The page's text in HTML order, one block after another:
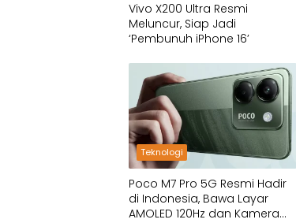
Vivo X200 Ultra Resmi
Meluncur, Siap Jadi
‘Pembunuh iPhone 16’
Teknologi
Poco M7 Pro 5G Resmi Hadir
di Indonesia, Bawa Layar
AMOLED 120Hz dan Kamera